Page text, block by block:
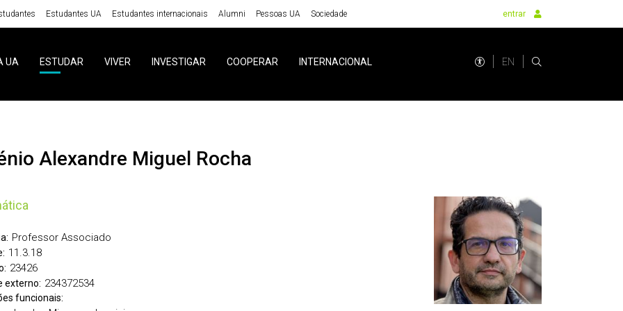
Estudantes UA Estudantes internacionais Alumni Pessoas UA Sociedade entrar
UA ESTUDAR VIVER INVESTIGAR COOPERAR INTERNACIONAL EN
Alexandre Miguel Rocha
Professor Associado
11.3.18
23426
externo: 234372534
funcionais: